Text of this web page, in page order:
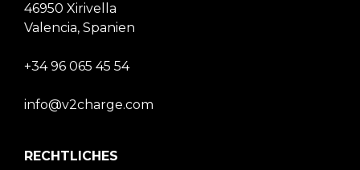
46950 Xirivella
Valencia, Spanien
+34 96 065 45 54
info@v2charge.com
RECHTLICHES